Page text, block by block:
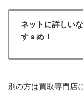
ネットに詳しい
すｓめ！
別の方は買取専門店